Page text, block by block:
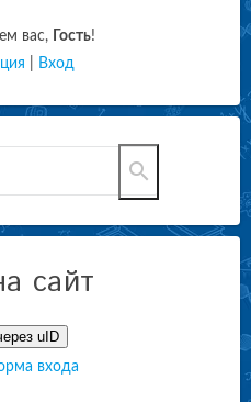
вас, Гость!
Вход
сайт
uID
входа